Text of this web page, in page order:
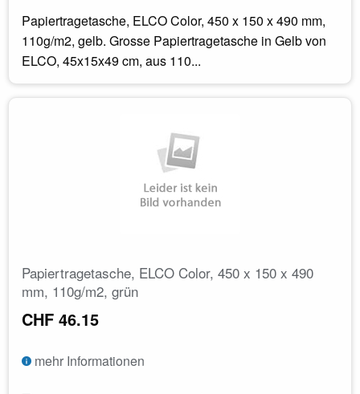
Papiertragetasche, ELCO Color, 450 x 150 x 490 mm,
110g/m2, gelb. Grosse Papiertragetasche in Gelb von
ELCO, 45x15x49 cm, aus 110...
Papiertragetasche, ELCO Color, 450 x 150 x 490
mm, 110g/m2, grün
CHF 46.15
mehr Informationen